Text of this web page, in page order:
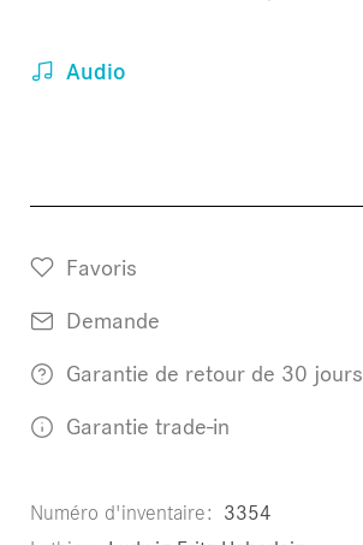
Audio
Favoris
Demande
Garantie de retour de 30 jours
Garantie trade-in
Numéro d'inventaire 3354